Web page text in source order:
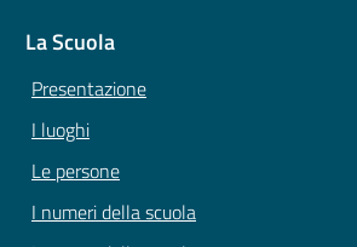
La Scuola
Presentazione
I luoghi
Le persone
I numeri della scuola